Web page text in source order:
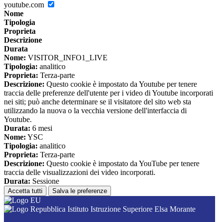
youtube.com
Nome
Tipologia
Proprieta
Descrizione
Durata
Nome: VISITOR_INFO1_LIVE
Tipologia: analitico
Proprieta: Terza-parte
Descrizione: Questo cookie è impostato da Youtube per tenere
traccia delle preferenze dell'utente per i video di Youtube incorporati
nei siti; può anche determinare se il visitatore del sito web sta
utilizzando la nuova o la vecchia versione dell'interfaccia di
Youtube.
Durata: 6 mesi
Nome: YSC
Tipologia: analitico
Proprieta: Terza-parte
Descrizione: Questo cookie è impostato da YouTube per tenere
traccia delle visualizzazioni dei video incorporati.
Durata: Sessione
Accetta tutti Salva le preferenze
Istituto Istruzione Superiore Elsa Morante